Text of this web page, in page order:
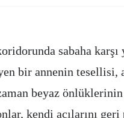
sabaha karşı
bir annenin tesellisi,
beyaz önlüklerinin
kendi acılarını geri